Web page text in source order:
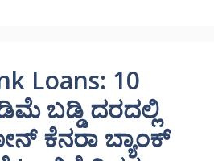
Loans: 10
ಬಡ್ಡಿ ದರದಲ್ಲಿ
ಕೆನರಾ ಬ್ಯಾಂಕ್